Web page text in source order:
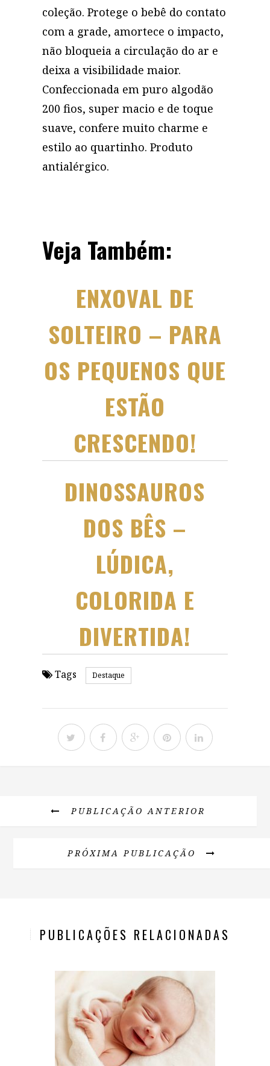
coleção. Protege o bebê do contato
com a grade, amortece o impacto,
não bloqueia a circulação do ar e
deixa a visibilidade maior.
Confeccionada em puro algodão
200 fios, super macio e de toque
suave, confere muito charme e
estilo ao quartinho. Produto
antialérgico.
Veja Também:
ENXOVAL DE
SOLTEIRO – PARA
OS PEQUENOS QUE
ESTÃO
CRESCENDO!
DINOSSAUROS
DOS BÊS –
LÚDICA,
COLORIDA E
DIVERTIDA!
Tags Destaque
PUBLICAÇÃO ANTERIOR
PRÓXIMA PUBLICAÇÃO
PUBLICAÇÕES RELACIONADAS